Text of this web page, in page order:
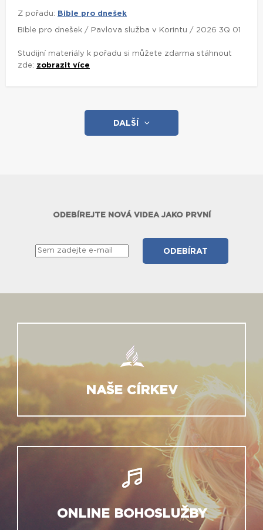
Z pořadu: Bible pro dnešek
Bible pro dnešek / Pavlova služba v Korintu / 2026 3Q 01
Studijní materiály k pořadu si můžete zdarma stáhnout
zde: zobrazit více
DALŠÍ
ODEBÍREJTE NOVÁ VIDEA JAKO PRVNÍ
NAŠE CÍRKEV
ONLINE BOHOSLUŽBY